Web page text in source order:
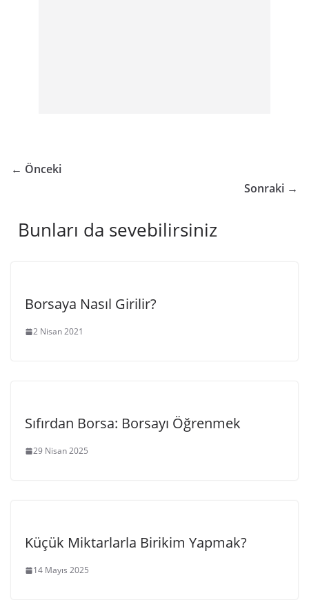
← Önceki
Sonraki →
Bunları da sevebilirsiniz
Borsaya Nasıl Girilir?
2 Nisan 2021
Sıfırdan Borsa: Borsayı Öğrenmek
29 Nisan 2025
Küçük Miktarlarla Birikim Yapmak?
14 Mayıs 2025